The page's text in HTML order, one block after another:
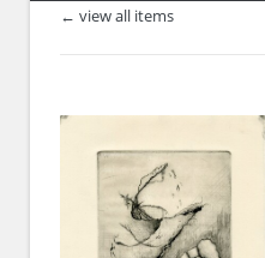
← view all items